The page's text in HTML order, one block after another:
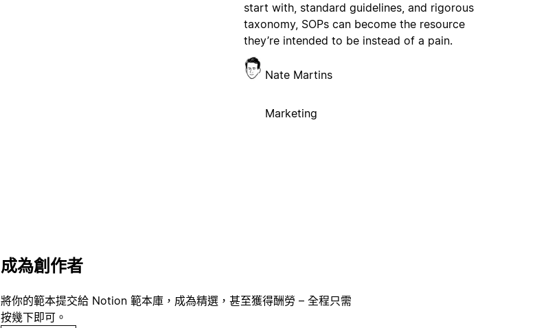
start with, standard guidelines, and rigorous
taxonomy, SOPs can become the resource
they’re intended to be instead of a pain.
Nate Martins
Marketing
成為創作者
將你的範本提交給 Notion 範本庫，成為精選，甚至獲得酬勞 – 全程只需
按幾下即可。